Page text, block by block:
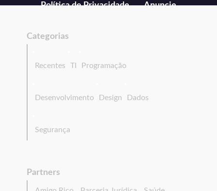
Política de Privacidade Anuncie
Categorias
Recentes TI Programação
Desenvolvimento Design Dados
Segurança
Partners